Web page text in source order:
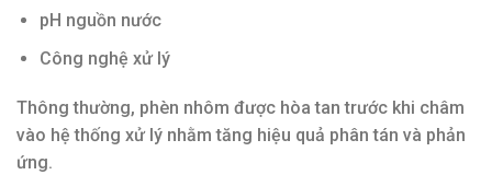
pH nguồn nước
Công nghệ xử lý
Thông thường, phèn nhôm được hòa tan trước khi châm
vào hệ thống xử lý nhằm tăng hiệu quả phân tán và phản
ứng.